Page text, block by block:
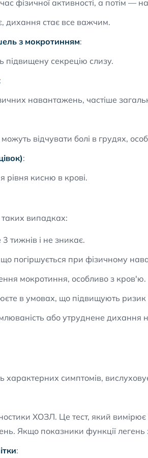
фізичної активності, а потім —
дихання стає все важчим.
з мокротинням:
секрецію слизу.
:
навантажень, частіше
відчувати болі в грудях,
:
рівня кисню в крові.
таких випадках:
тижнів і не зникає.
погіршується при фізичному
мокротиння, особливо з кров'ю.
в умовах, що підвищують
або утруднене дихання
характерних симптомів,
ХОЗЛ. Це тест, який
Якщо показники функції легень
: